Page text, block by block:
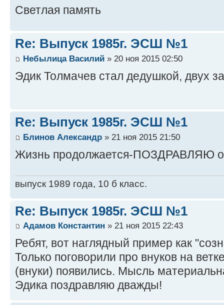
Светлая память
Re: Выпуск 1985г. ЭСШ №1
Небылица Василий » 20 ноя 2015 02:50
Эдик Толмачев стал дедушкой, двух
Re: Выпуск 1985г. ЭСШ №1
Блинов Александр » 21 ноя 2015 21:50
Жизнь продолжается-ПОЗДРАВЛЯЮ
выпуск 1989 года, 10 б класс.
Re: Выпуск 1985г. ЭСШ №1
Адамов Константин » 21 ноя 2015 22:43
Ребят, вот наглядный пример как
Только поговорили про внуков на
(внуки) появились. Мысль
Эдика поздравляю дважды!